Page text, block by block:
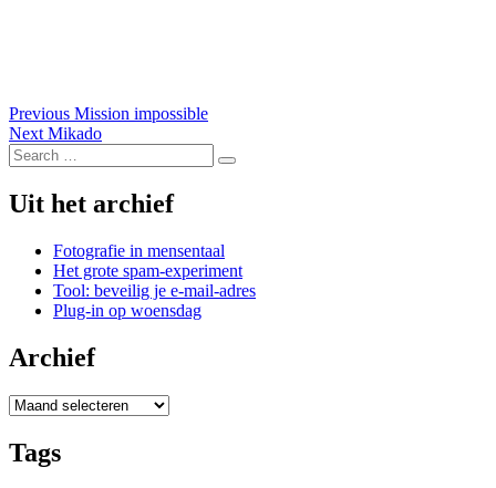
Post
navigation
Previous Previous
post:
Mission impossible
Next Next
post:
Mikado
Search
for:
Search
Uit het archief
Fotografie in mensentaal
Het grote spam-experiment
Tool: beveilig je e-mail-adres
Plug-in op woensdag
Archief
Archief
Tags